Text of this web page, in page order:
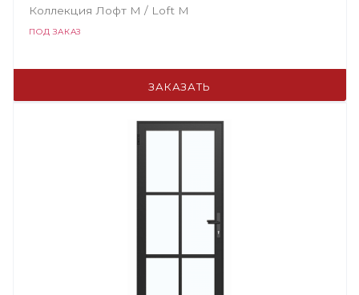
Коллекция Лофт M / Loft М
ПОД ЗАКАЗ
ЗАКАЗАТЬ